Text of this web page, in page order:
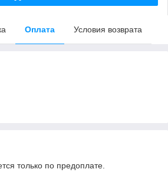
Оплата Условия возврата
только по предоплате.